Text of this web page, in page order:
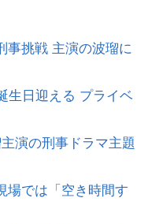
事挑戦 主演の波瑠に
生日迎える プライベ
演の刑事ドラマ主題
場では「空き時間す